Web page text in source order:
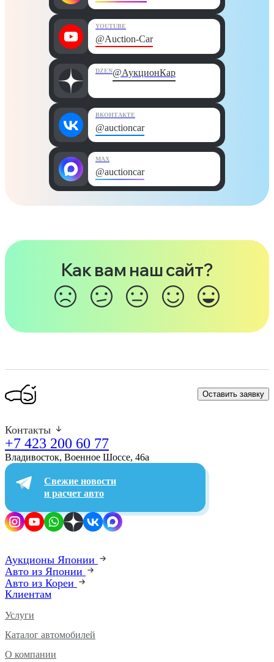
YOUTUBE
@Auction-Car
DZEN@АукционКар
ВКОНТАКТЕ
@auctioncar
MAX
@auctioncar
Как вам наш сайт?
Оставить заявку
Контакты
+7 423 200 60 77
Владивосток, Военное Шоссе, 46а​
Свежие новости
и расчет авто
Аукционы Японии
Авто из Японии
Авто из Кореи
Клиентам
Услуги
Каталог автомобилей
О компании